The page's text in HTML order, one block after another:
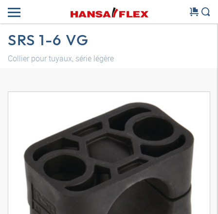
SRS 1-6 VG
Collier pour tuyaux, série légère